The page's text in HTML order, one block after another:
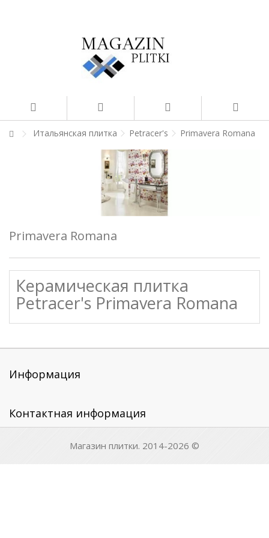
Итальянская плитка Petracer's Primavera Romana
Primavera Romana
Керамическая плитка
Petracer's Primavera Romana
Информация
Контактная информация
Магазин плитки. 2014-2026 ©